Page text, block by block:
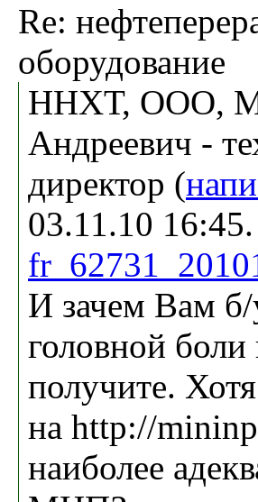
Re:
оборудование
ННХТ, ООО,
Андреевич -
директор (
03.11.10
И зачем Вам б/
головной
получите.
на http://
наиболее